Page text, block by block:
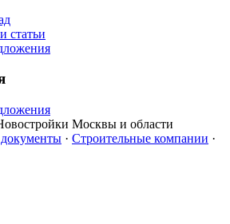
статьи
Москвы и области
· Строительные компании ·